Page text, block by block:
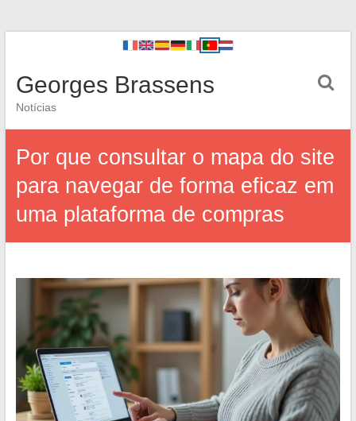
Georges Brassens
Notícias
Por que consultar o mapa do site
para navegar de forma eficaz em
uma plataforma de compras